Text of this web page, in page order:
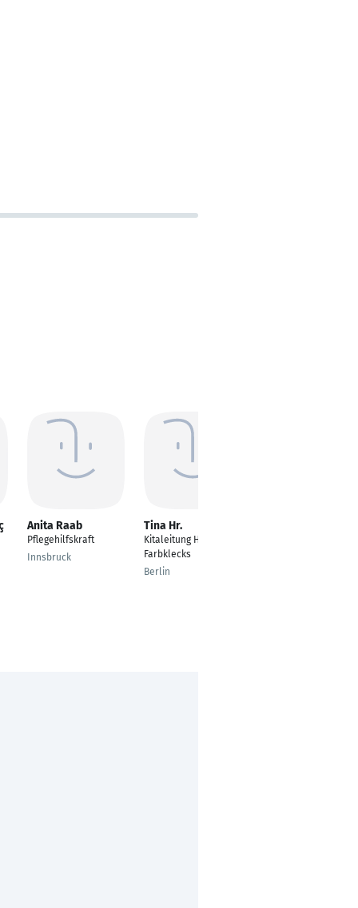
Anita Raab
Pflegehilfskraft
Innsbruck
Tina Hr.
Kitaleitung Haus
Farbklecks
Berlin